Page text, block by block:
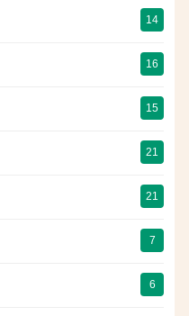
14
16
15
21
21
7
6